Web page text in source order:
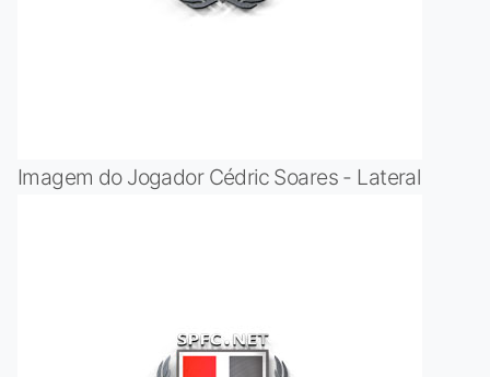
Imagem do Jogador Cédric Soares - Lateral